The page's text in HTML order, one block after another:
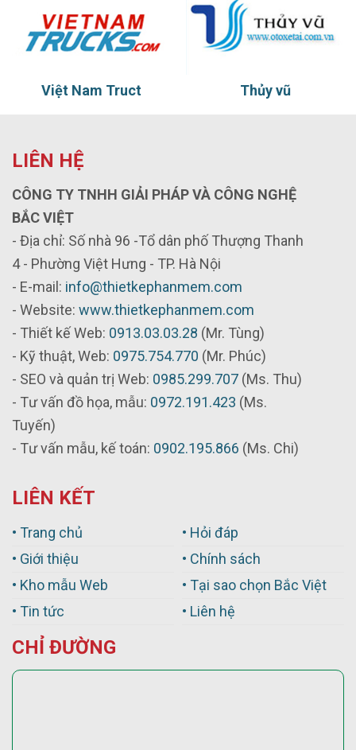
Việt Nam Truct Thủy vũ
LIÊN HỆ
CÔNG TY TNHH GIẢI PHÁP VÀ CÔNG NGHỆ
BẮC VIỆT
- Địa chỉ: Số nhà 96 -Tổ dân phố Thượng Thanh
4 - Phường Việt Hưng - TP. Hà Nội
- E-mail: info@thietkephanmem.com
- Website: www.thietkephanmem.com
- Thiết kế Web: 0913.03.03.28 (Mr. Tùng)
- Kỹ thuật, Web: 0975.754.770 (Mr. Phúc)
- SEO và quản trị Web: 0985.299.707 (Ms. Thu)
- Tư vấn đồ họa, mẫu: 0972.191.423 (Ms.
Tuyến)
- Tư vấn mẫu, kế toán: 0902.195.866 (Ms. Chi)
LIÊN KẾT
• Trang chủ
• Giới thiệu
• Kho mẫu Web
• Tin tức
• Hỏi đáp
• Chính sách
• Tại sao chọn Bắc Việt
• Liên hệ
CHỈ ĐƯỜNG